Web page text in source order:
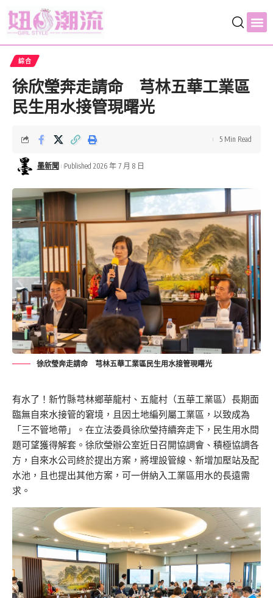
綜合
徐欣瑩奔走請命 芎林五華工業區
民生用水接管現曙光
墨新聞 Published 2026 年 7 月 8 日
5 Min Read
徐欣瑩奔走請命 芎林五華工業區民生用水接管現曙光
有水了！新竹縣芎林鄉華龍村、五龍村（五華工業區）長期面
臨無自來水接管的窘境，且因土地編列屬工業區，以致成為
「三不管地帶」。在立法委員徐欣瑩持續奔走下，民生用水問
題可望獲得解套。徐欣瑩辦公室近日召開協調會、積極協調各
方，自來水公司終於提出方案，將埋設管線、新增加壓站及配
水池，且也提出其他方案，可一併納入工業區用水的長遠需
求。